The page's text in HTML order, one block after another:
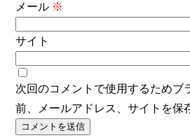
メール ※
サイト
次回のコメントで使用するためブ
前、メールアドレス、サイトを保